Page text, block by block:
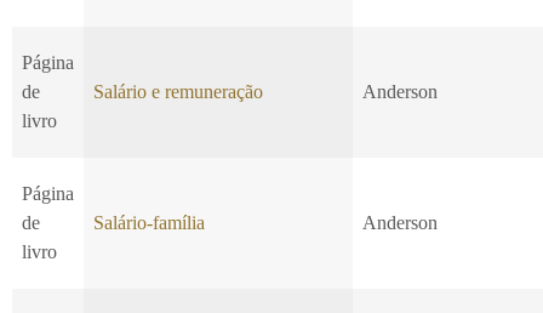
Página
de
livro
Salário e remuneração Anderson
Página
de
livro
Salário-família Anderson